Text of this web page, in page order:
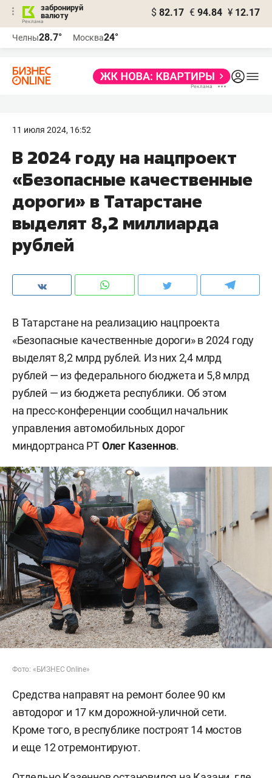
забронируй
валюту
$ 82.17 € 94.84 ¥ 12.17
Челны28.7° Москва24°
11 июля 2024, 16:52
В 2024 году на нацпроект
«Безопасные качественные
дороги» в Татарстане
выделят 8,2 миллиарда
рублей
В Татарстане на реализацию нацпроекта
«Безопасные качественные дороги» в 2024 году
выделят 8,2 млрд рублей. Из них 2,4 млрд
рублей — из федерального бюджета и 5,8 млрд
рублей — из бюджета республики. Об этом
на пресс-конференции сообщил начальник
управления автомобильных дорог
миндортранса РТОлег Казеннов.
Фото: «БИЗНЕС Online»
Средства направят на ремонт более 90 км
автодорог и 17 км дорожной-уличной сети.
Кроме того, в республике построят 14 мостов
и еще 12 отремонтируют.